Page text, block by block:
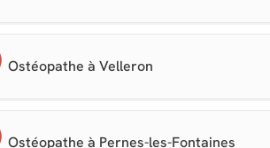
Ostéopathe à Velleron
Ostéopathe à Pernes-les-Fontaines